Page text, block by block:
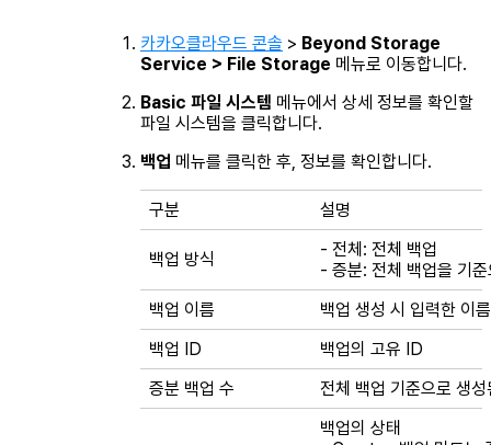
카카오클라우드 콘솔 > Beyond Storage
Service > File Storage 메뉴로 이동합니다.
Basic 파일 시스템 메뉴에서 상세 정보를 확인할
파일 시스템을 클릭합니다.
백업 메뉴를 클릭한 후, 정보를 확인합니다.
구분 설명
백업 방식 - 전체: 전체 백업
- 증분: 전체 백업을 기
백업 이름
백업 생성 시 입력한 이름
백업 ID
백업의 고유 ID
증분 백업 수
전체 백업 기준으로 생
백업의 상태